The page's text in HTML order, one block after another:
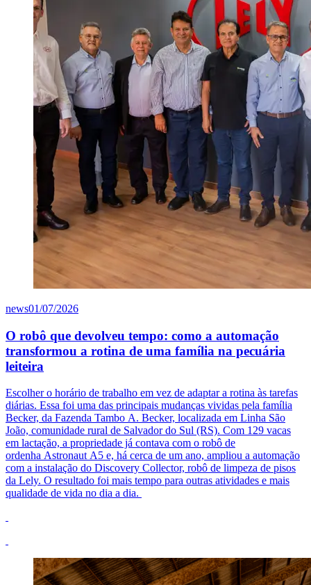
news01/07/2026
O robô que devolveu tempo: como a automação
transformou a rotina de uma família na pecuária
leiteira
Escolher o horário de trabalho em vez de adaptar a rotina às tarefas
diárias. Essa foi uma das principais mudanças vividas pela família
Becker, da Fazenda Tambo A. Becker, localizada em Linha São
João, comunidade rural de Salvador do Sul (RS). Com 129 vacas
em lactação, a propriedade já contava com o robô de
ordenha Astronaut A5 e, há cerca de um ano, ampliou a automação
com a instalação do Discovery Collector, robô de limpeza de pisos
da Lely. O resultado foi mais tempo para outras atividades e mais
qualidade de vida no dia a dia.